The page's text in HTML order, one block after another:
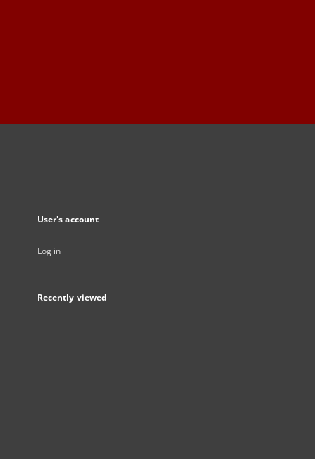
User's account
Log in
Recently viewed